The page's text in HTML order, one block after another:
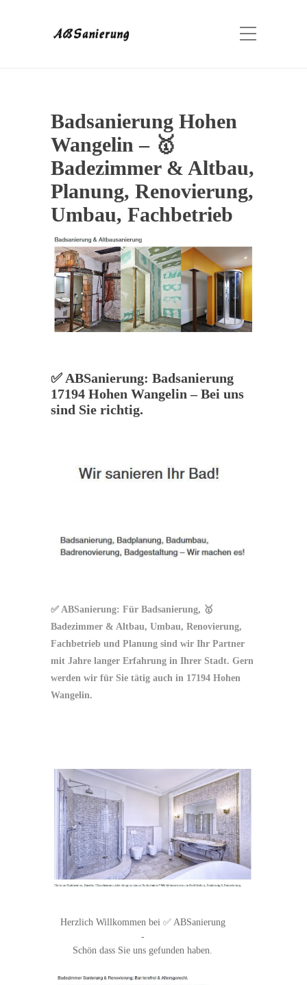
Badsanierung Hohen
Wangelin – 🥇
Badezimmer & Altbau,
Planung, Renovierung,
Umbau, Fachbetrieb
✅ ABSanierung: Badsanierung
17194 Hohen Wangelin – Bei uns
sind Sie richtig.
✅ ABSanierung: Für Badsanierung, 🥇
Badezimmer & Altbau, Umbau, Renovierung,
Fachbetrieb und Planung sind wir Ihr Partner
mit Jahre langer Erfahrung in Ihrer Stadt. Gern
werden wir für Sie tätig auch in 17194 Hohen
Wangelin.
Herzlich Willkommen bei ✅ ABSanierung
-
Schön dass Sie uns gefunden haben.